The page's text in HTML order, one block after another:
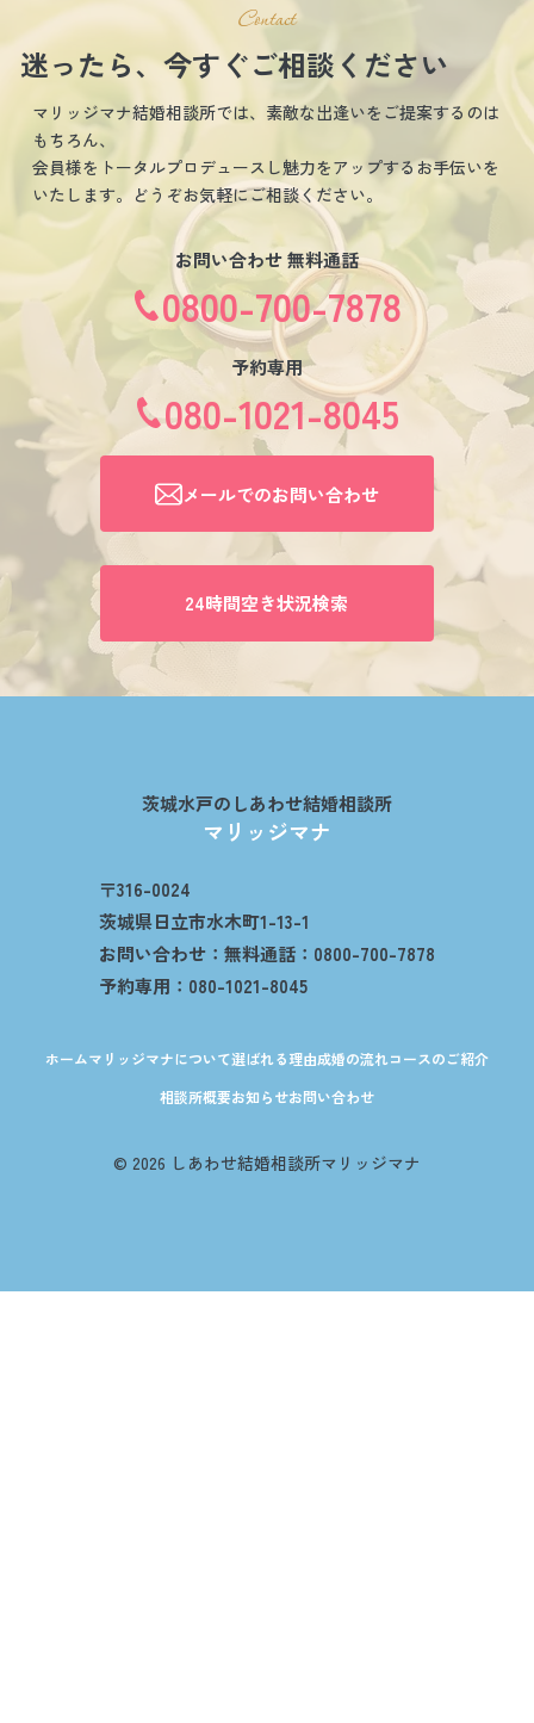
Contact
迷ったら、今すぐご相談ください
マリッジマナ結婚相談所では、素敵な出逢いをご提案するのは
もちろん、
会員様をトータルプロデュースし魅力をアップするお手伝いを
いたします。どうぞお気軽にご相談ください。
お問い合わせ 無料通話
0800-700-7878
予約専用
080-1021-8045
メールでのお問い合わせ
24時間空き状況検索
茨城水戸のしあわせ結婚相談所
マリッジマナ
〒316-0024
茨城県日立市水木町1-13-1
お問い合わせ：無料通話：0800-700-7878
予約専用：080-1021-8045
ホームマリッジマナについて選ばれる理由成婚の流れコースのご紹介
相談所概要お知らせお問い合わせ
© 2026 しあわせ結婚相談所マリッジマナ